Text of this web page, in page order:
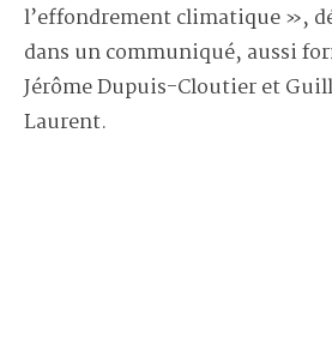
l’effondrement climatique »,
dans un communiqué, aussi
Jérôme Dupuis-Cloutier et
Laurent.